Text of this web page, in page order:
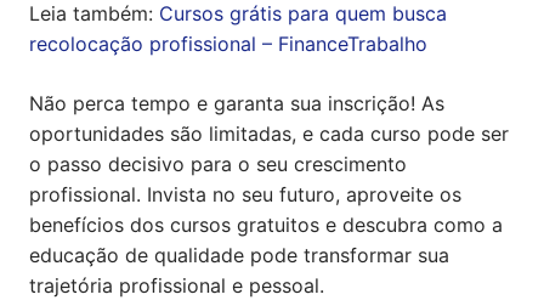
Leia também: Cursos grátis para quem busca
recolocação profissional – FinanceTrabalho
Não perca tempo e garanta sua inscrição! As
oportunidades são limitadas, e cada curso pode ser
o passo decisivo para o seu crescimento
profissional. Invista no seu futuro, aproveite os
benefícios dos cursos gratuitos e descubra como a
educação de qualidade pode transformar sua
trajetória profissional e pessoal.